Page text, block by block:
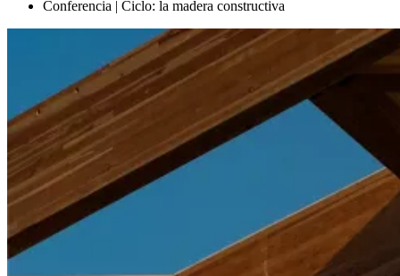
Conferencia | Ciclo: la madera constructiva